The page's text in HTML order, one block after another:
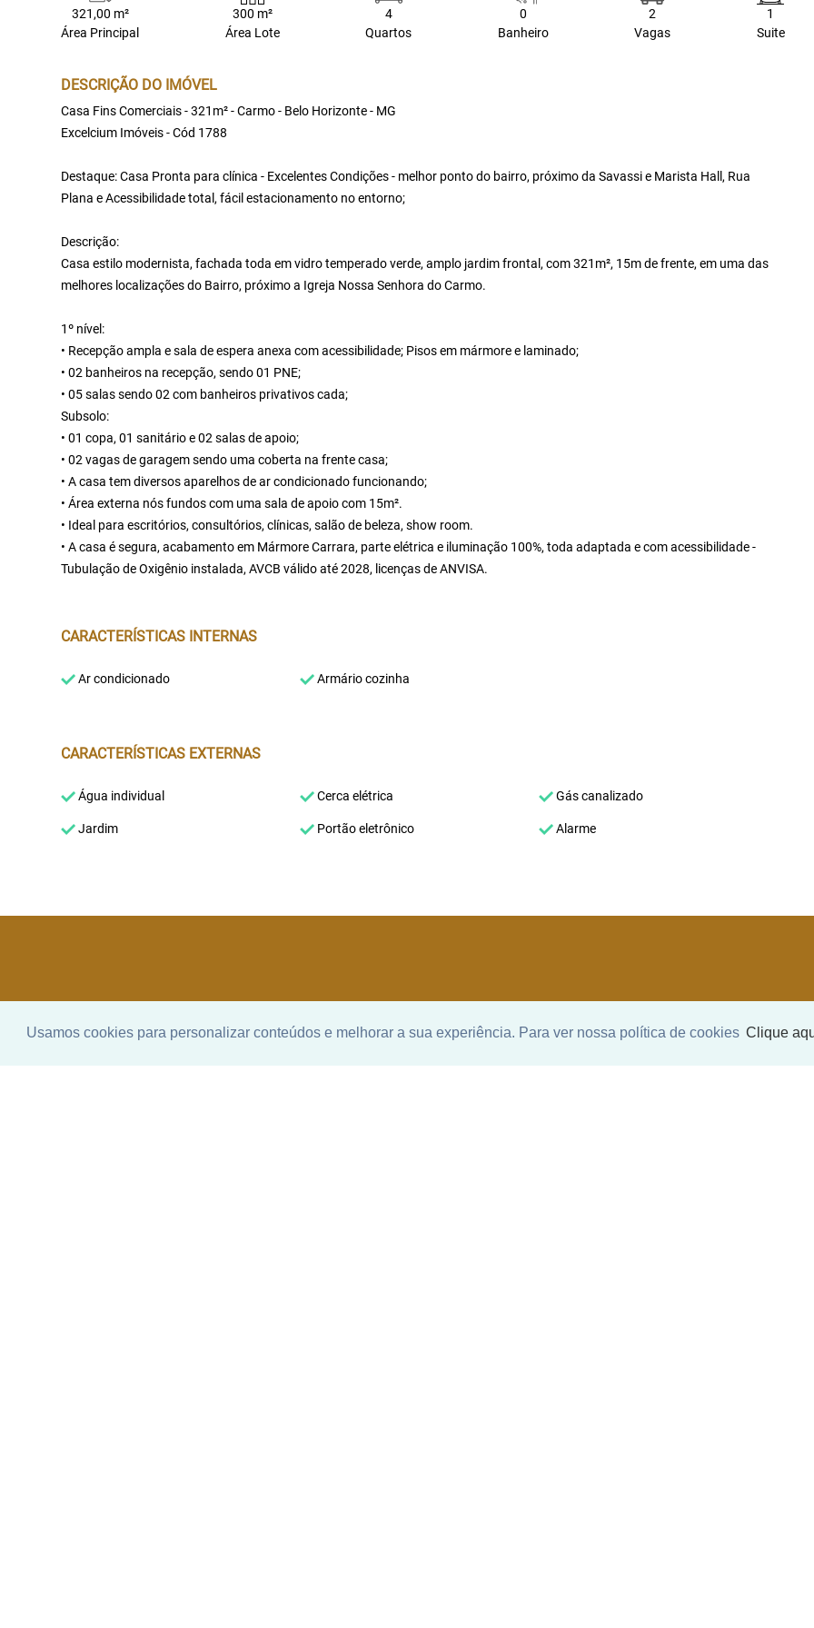
Usamos cookies para personalizar conteúdos e melhorar a sua experiência. Para ver nossa política de cookies Clique
321,00 m²
Área Principal
300 m²
Área Lote
4
Quartos
0
Banheiro
2
Vagas
1
Suite
DESCRIÇÃO DO IMÓVEL
Casa Fins Comerciais - 321m² - Carmo - Belo Horizonte - MG
Excelcium Imóveis - Cód 1788
Destaque: Casa Pronta para clínica - Excelentes Condições - melhor ponto do bairro, próximo da Savassi e Marista Hall, Rua
Plana e Acessibilidade total, fácil estacionamento no entorno;
Descrição:
Casa estilo modernista, fachada toda em vidro temperado verde, amplo jardim frontal, com 321m², 15m de frente, em uma das
melhores localizações do Bairro, próximo a Igreja Nossa Senhora do Carmo.
1º nível:
• Recepção ampla e sala de espera anexa com acessibilidade; Pisos em mármore e laminado;
• 02 banheiros na recepção, sendo 01 PNE;
• 05 salas sendo 02 com banheiros privativos cada;
Subsolo:
• 01 copa, 01 sanitário e 02 salas de apoio;
• 02 vagas de garagem sendo uma coberta na frente casa;
• A casa tem diversos aparelhos de ar condicionado funcionando;
• Área externa nós fundos com uma sala de apoio com 15m².
• Ideal para escritórios, consultórios, clínicas, salão de beleza, show room.
• A casa é segura, acabamento em Mármore Carrara, parte elétrica e iluminação 100%, toda adaptada e com acessibilidade -
Tubulação de Oxigênio instalada, AVCB válido até 2028, licenças de ANVISA.
CARACTERÍSTICAS INTERNAS
Ar condicionado Armário cozinha
CARACTERÍSTICAS EXTERNAS
Água individual Cerca elétrica Gás canalizado
Jardim Portão eletrônico Alarme